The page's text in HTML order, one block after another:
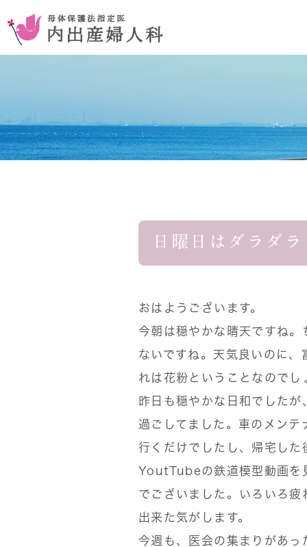
コンセプ
お腹を切らない手術
おりものの異常
日曜日はダラダラ
おはようございます。
今朝は穏やかな晴天ですね
ないですね。天気良いのに
れは花粉ということなのでし
昨日も穏やかな日和でした
過ごしてました。車のメン
行くだけでしたし、帰宅し
YoutTubeの鉄道模型動画を
でございました。いろいろ
出来た気がします。
今週も、医会の集まりがあ